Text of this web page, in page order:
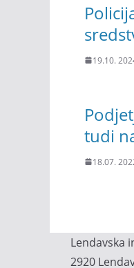
19.10.
tudi
18.07.
Lendavska
2920